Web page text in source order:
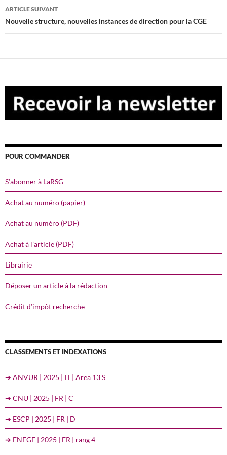
articles
ARTICLE SUIVANT
Nouvelle structure, nouvelles instances de direction pour la CGE
POUR COMMANDER
S’abonner à LaRSG
Achat au numéro (papier)
Achat au numéro (PDF)
Achat à l’article (PDF)
Librairie
Déposer un article à la rédaction
Crédit d’impôt recherche
CLASSEMENTS ET INDEXATIONS
➔ ANVUR | 2025 | IT | Area 13 S
➔ CNU | 2025 | FR | C
➔ ESCP | 2025 | FR | D
➔ FNEGE | 2025 | FR | rang 4